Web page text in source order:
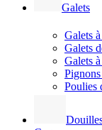
Galets
Galets
Galets
Galets
Poulies